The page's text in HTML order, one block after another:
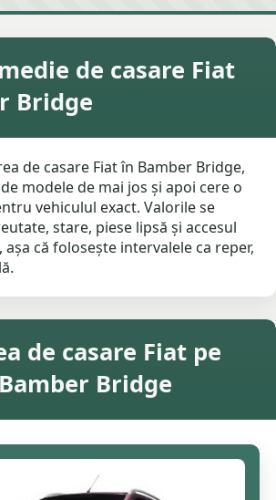
de casare Fiat
Bridge
de casare Fiat în Bamber Bridge,
modele de mai jos și apoi cere o
vehiculul exact. Valorile se
stare, piese lipsă și accesul
că folosește intervalele ca reper,
de casare Fiat pe
Bridge